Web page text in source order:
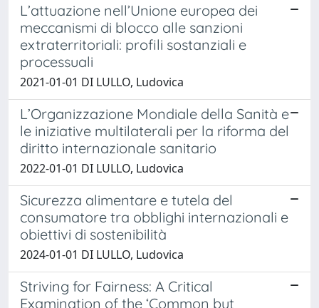
L’attuazione nell’Unione europea dei
meccanismi di blocco alle sanzioni
extraterritoriali: profili sostanziali e
processuali
2021-01-01 DI LULLO, Ludovica
L’Organizzazione Mondiale della Sanità e
le iniziative multilaterali per la riforma del
diritto internazionale sanitario
2022-01-01 DI LULLO, Ludovica
Sicurezza alimentare e tutela del
consumatore tra obblighi internazionali e
obiettivi di sostenibilità
2024-01-01 DI LULLO, Ludovica
Striving for Fairness: A Critical
Examination of the ‘Common but